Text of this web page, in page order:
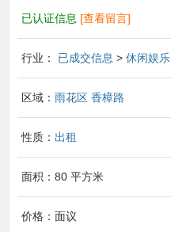
已认证信息 [查看留言]
行业： 已成交信息 > 休闲娱乐
区域： 雨花区 香樟路
性质： 出租
面积：80 平方米
价格：面议